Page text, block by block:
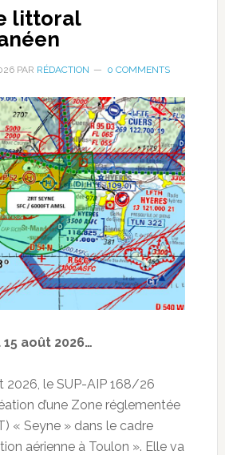
littoral
PAR RÉDACTION 0 COMMENTS
août 2026…
2026, le SUP-AIP 168/26
d’une Zone réglementée
« Seyne » dans le cadre
aérienne à Toulon ». Elle va